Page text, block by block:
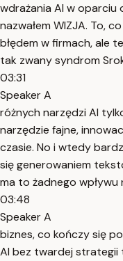
wdrażania AI w
nazwałem WIZJA. To,
błędem w firmach, ale
tak zwany syndrom
03:31
Speaker A
różnych narzędzi AI
narzędzie fajne,
czasie. No i wtedy
się generowaniem
ma to żadnego wpływu
03:48
Speaker A
biznes, co kończy się
AI bez twardej strategii